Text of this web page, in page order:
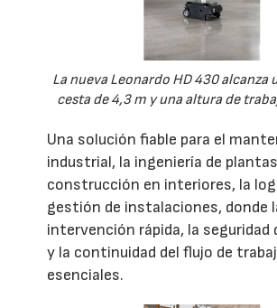
La nueva Leonardo HD 430 alcanza
cesta de 4,3 m y una altura de
Una solución fiable para el
industrial, la ingeniería de
construcción en interiores, la
gestión de instalaciones, donde
intervención rápida, la seguridad
y la continuidad del flujo de
esenciales.